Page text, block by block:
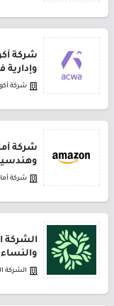
شركة
شركة
شركة
شركة
الشركة
الشركة